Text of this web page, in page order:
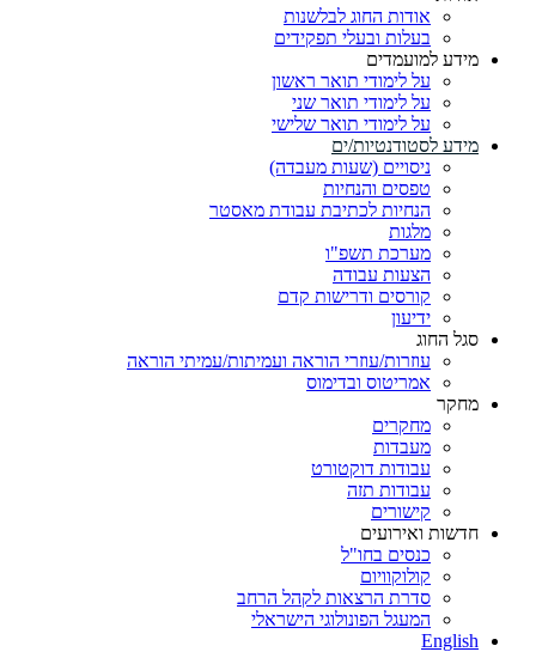
אודות החוג לבלשנות
בעלות ובעלי תפקידים
מידע למועמדים
על לימודי תואר ראשון
על לימודי תואר שני
על לימודי תואר שלישי
מידע לסטודנטיות/ים
ניסויים (שעות מעבדה)
טפסים והנחיות
הנחיות לכתיבת עבודת מאסטר
מלגות
מערכת תשפ"ו
הצעות עבודה
קורסים ודרישות קדם
ידיעון
סגל החוג
עוזרות/עוזרי הוראה ועמיתות/עמיתי הוראה
אמריטוס ובדימוס
מחקר
מחקרים
מעבדות
עבודות דוקטורט
עבודות תזה
קישורים
חדשות ואירועים
כנסים בחו"ל
קולוקוויום
סדרת הרצאות לקהל הרחב
המעגל הפונולוגי הישראלי
English